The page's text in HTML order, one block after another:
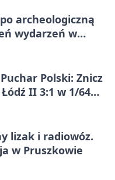
archeologiczną
wydarzeń w
Polski: Znicz
II 3:1 w 1/64
lizak i radiowóz.
w Pruszkowie